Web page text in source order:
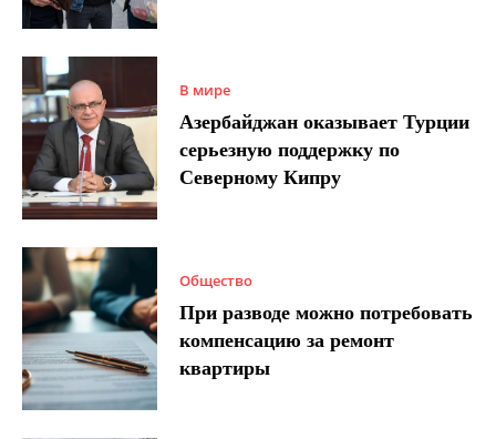
В мире
Азербайджан оказывает Турции
серьезную поддержку по
Северному Кипру
Общество
При разводе можно потребовать
компенсацию за ремонт
квартиры